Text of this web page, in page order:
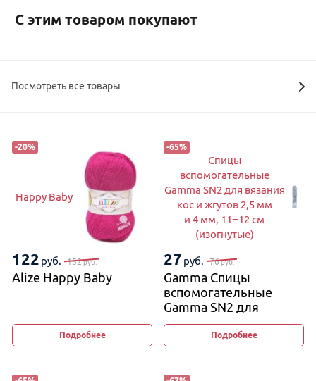
С этим товаром покупают
Посмотреть все товары
-20%
Happy Baby
122 руб. 152руб.
Alize Happy Baby
Подробнее
-65%
Спицы
вспомогательные
Gamma SN2 для вязания
кос и жгутов 2,5 мм
и 4 мм, 11−12 см
(изогнутые)
27 руб. 76руб.
Gamma Спицы
вспомогательные
Gamma SN2 для
вязания кос и жгутов
2,5 мм и 4 мм, 11−12 см
Подробнее